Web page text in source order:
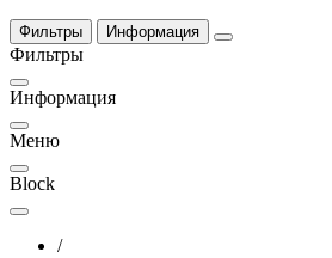
Фильтры Информация
Фильтры
Информация
Меню
Block
/